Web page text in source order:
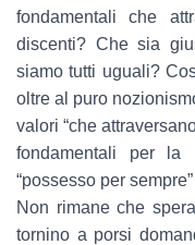
fondamentali che
discenti? Che sia
siamo tutti uguali?
oltre al puro
valori “che
fondamentali per la
“possesso per
Non rimane che
tornino a porsi